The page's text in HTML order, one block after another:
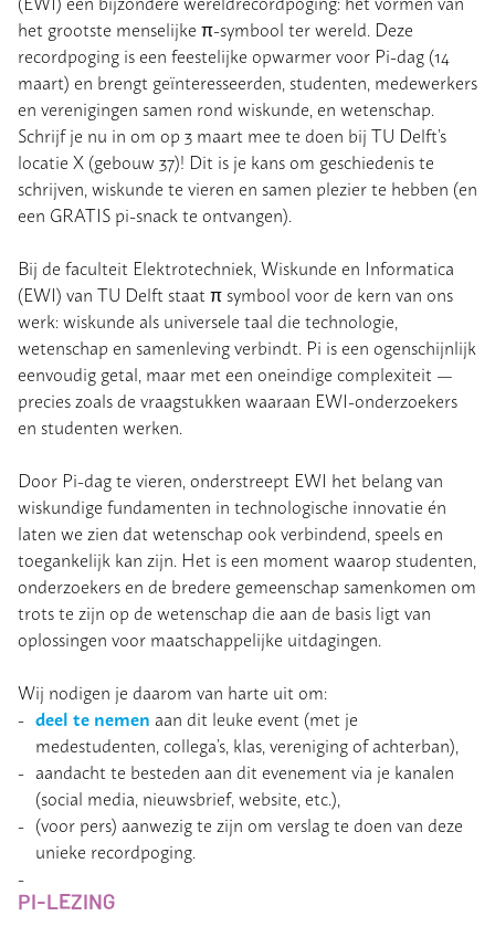
het grootste menselijke π-symbool ter wereld. Deze
recordpoging is een feestelijke opwarmer voor Pi-dag (14
maart) en brengt geïnteresseerden, studenten, medewerkers
en verenigingen samen rond wiskunde, en wetenschap.
Schrijf je nu in om op 3 maart mee te doen bij TU Delft’s
locatie X (gebouw 37)! Dit is je kans om geschiedenis te
schrijven, wiskunde te vieren en samen plezier te hebben (en
een GRATIS pi-snack te ontvangen).
Bij de faculteit Elektrotechniek, Wiskunde en Informatica
(EWI) van TU Delft staat π symbool voor de kern van ons
werk: wiskunde als universele taal die technologie,
wetenschap en samenleving verbindt. Pi is een ogenschijnlijk
eenvoudig getal, maar met een oneindige complexiteit —
precies zoals de vraagstukken waaraan EWI-onderzoekers
en studenten werken.
Door Pi-dag te vieren, onderstreept EWI het belang van
wiskundige fundamenten in technologische innovatie én
laten we zien dat wetenschap ook verbindend, speels en
toegankelijk kan zijn. Het is een moment waarop studenten,
onderzoekers en de bredere gemeenschap samenkomen om
trots te zijn op de wetenschap die aan de basis ligt van
oplossingen voor maatschappelijke uitdagingen.
Wij nodigen je daarom van harte uit om:
deel te nemen aan dit leuke event (met je
medestudenten, collega’s, klas, vereniging of achterban),
aandacht te besteden aan dit evenement via je kanalen
(social media, nieuwsbrief, website, etc.),
(voor pers) aanwezig te zijn om verslag te doen van deze
unieke recordpoging.
PI-LEZING